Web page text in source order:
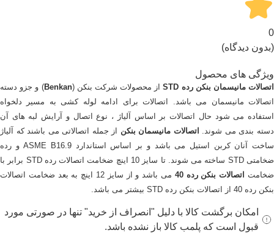
0
(بدون دیدگاه)
ویژگی های محصول
اتصالات مانیسمان بنکن رده STD از محصولات شرکت بنکن (Benkan) و جزو دسته
اتصالات مانیسمان می باشد. اتصالات برای ادامه لوله کشی به مسیر دلخواه
استفاده می شود حال اتصالات بر اساس آلیاژ ، نوع اتصال و آرایش لبه های آن
دسته بندی می شوند.
اتصالات مانیسمان بنکن از جمله اتصالاتی می باشند که آلیاژ
ساخت آنان کربن استیل می باشد و بر اساس استاندارد ASME B16.9 و رده
ضخامتی STD ساخته می شوند. تا سایز 10 اینچ ضخامت اتصالات رده STD برابر با
ضخامت اتصالات بنکن رده 40
می باشد و از سایز 12 اینچ به بعد ضخامت اتصالات
بنکن رده 40 از اتصالات بنکن رده STD بیشتر می باشد.
امکان برگشت کالا با دلیل "انصراف از خرید" تنها در صورتی مورد
قبول است که پلمب کالا باز نشده باشد.